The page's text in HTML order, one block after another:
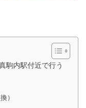
駒内駅付近で行う
）